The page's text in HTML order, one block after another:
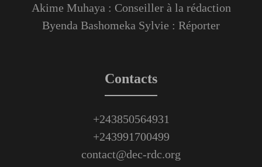
Akime Muhaya : Conseiller à la rédaction
Byenda Bashomeka Sylvie : Réporter
Contacts
+243850564931
+243991700499
contact@dec-rdc.org